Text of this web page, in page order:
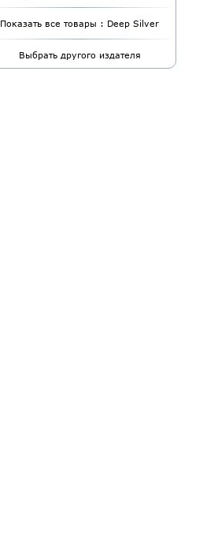
Показать все товары : Deep Silver
Выбрать другого издателя